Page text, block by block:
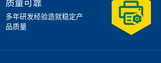
质量可靠
多年研发经验造就稳定产
品质量